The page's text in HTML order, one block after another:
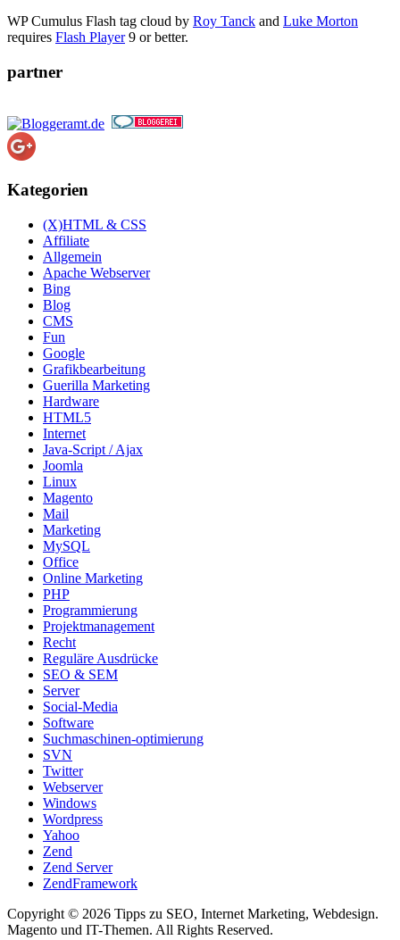
WP Cumulus Flash tag cloud by Roy Tanck and Luke Morton
requires Flash Player9 or better.
partner
Kategorien
(X)HTML & CSS
Affiliate
Allgemein
Apache Webserver
Bing
Blog
CMS
Fun
Google
Grafikbearbeitung
Guerilla Marketing
Hardware
HTML5
Internet
Java-Script / Ajax
Joomla
Linux
Magento
Mail
Marketing
MySQL
Office
Online Marketing
PHP
Programmierung
Projektmanagement
Recht
Reguläre Ausdrücke
SEO & SEM
Server
Social-Media
Software
Suchmaschinen-optimierung
SVN
Twitter
Webserver
Windows
Wordpress
Yahoo
Zend
Zend Server
ZendFramework
Copyright © 2026 Tipps zu SEO, Internet Marketing, Webdesign.
Magento und IT-Themen. All Rights Reserved.